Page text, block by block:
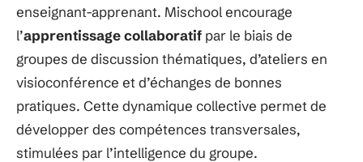
enseignant-apprenant. Mischool encourage
l’apprentissage collaboratif par le biais de
groupes de discussion thématiques, d’ateliers en
visioconférence et d’échanges de bonnes
pratiques. Cette dynamique collective permet de
développer des compétences transversales,
stimulées par l’intelligence du groupe.